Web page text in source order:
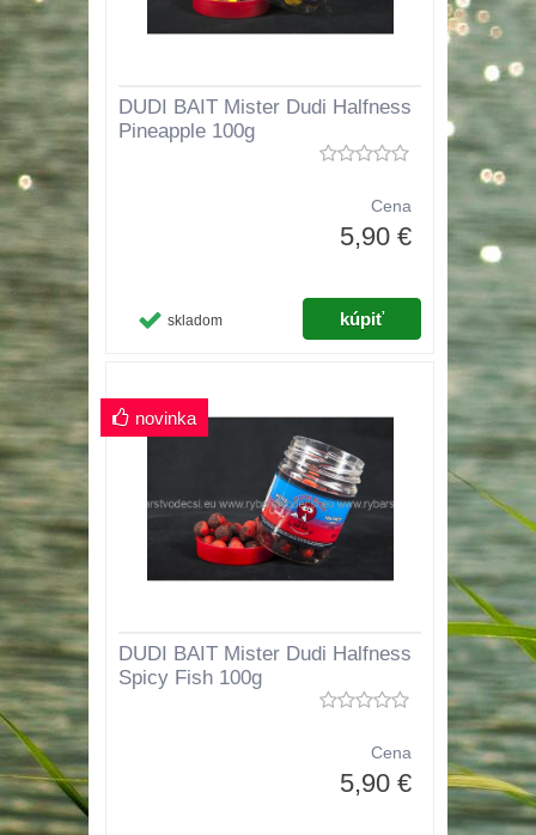
DUDI BAIT Mister Dudi Halfness
Pineapple 100g
Cena
5,90 €
skladom
DUDI BAIT Mister Dudi Halfness
Spicy Fish 100g
Cena
5,90 €
novinka